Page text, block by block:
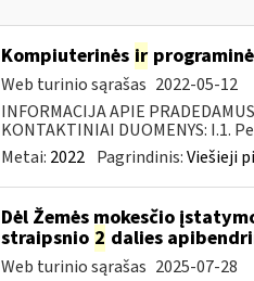
Kompiuterinės ir
Web turinio sąrašas 2022-05-12
INFORMACIJA APIE
KONTAKTINIAI DUOMENYS: I.1.
Metai: 2022 Pagrindinis:Viešieji
Dėl Žemės mokesčio
straipsnio 2 dalies
Web turinio sąrašas 2025-07-28